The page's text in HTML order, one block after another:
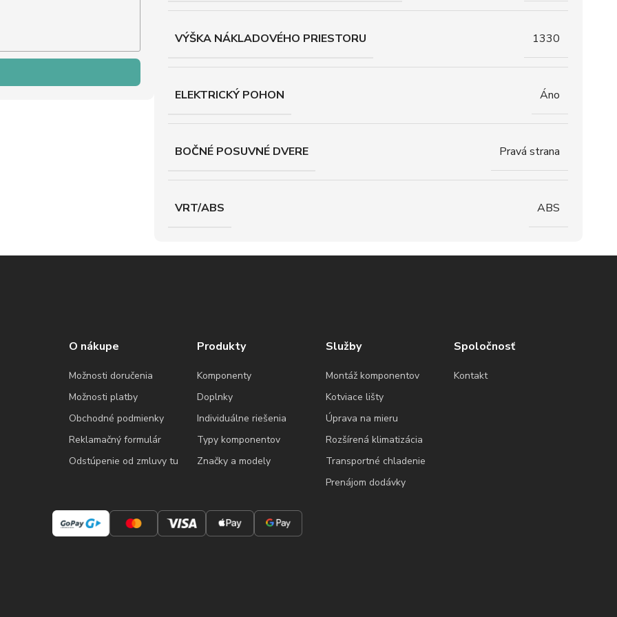
VÝŠKA NÁKLADOVÉHO PRIESTORU 1330
ELEKTRICKÝ POHON Áno
BOČNÉ POSUVNÉ DVERE Pravá strana
VRT/ABS ABS
O nákupe
Možnosti doručenia
Možnosti platby
Obchodné podmienky
Reklamačný formulár
Odstúpenie od zmluvy tu
Produkty
Komponenty
Doplnky
Individuálne riešenia
Typy komponentov
Značky a modely
Služby
Montáž komponentov
Kotviace lišty
Úprava na mieru
Rozšírená klimatizácia
Transportné chladenie
Prenájom dodávky
Spoločnosť
Kontakt